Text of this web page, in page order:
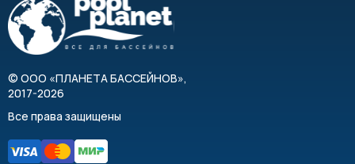
© ООО «ПЛАНЕТА БАССЕЙНОВ»,
2017-2026
Все права защищены